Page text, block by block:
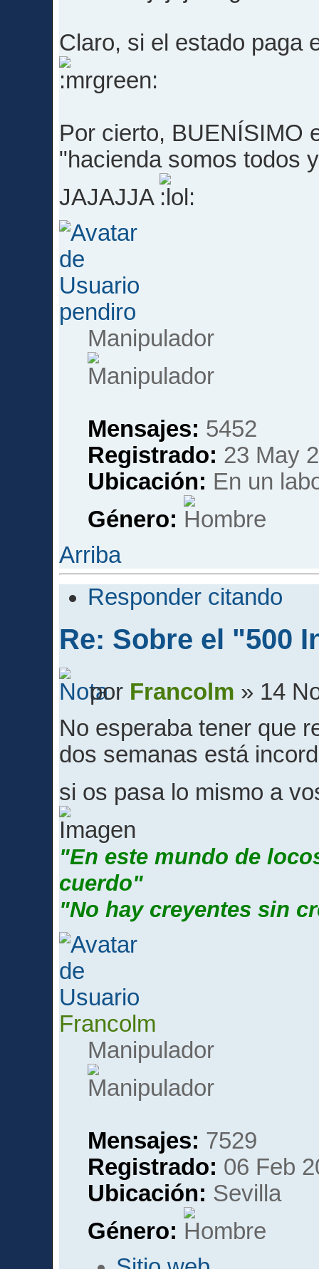
Claro, si el estado paga
Por cierto, BUENÍSIMO
"hacienda somos todos
JAJAJJA
pendiro
Manipulador
Mensajes: 5452
Registrado: 23 May
Ubicación: En un
Género:
Arriba
Responder citando
Re: Sobre el "500
por Francolm » 14
No esperaba tener que
dos semanas está
si os pasa lo mismo a
"En este mundo de
cuerdo"
"No hay creyentes sin
Francolm
Manipulador
Mensajes: 7529
Registrado: 06 Feb
Ubicación: Sevilla
Género: